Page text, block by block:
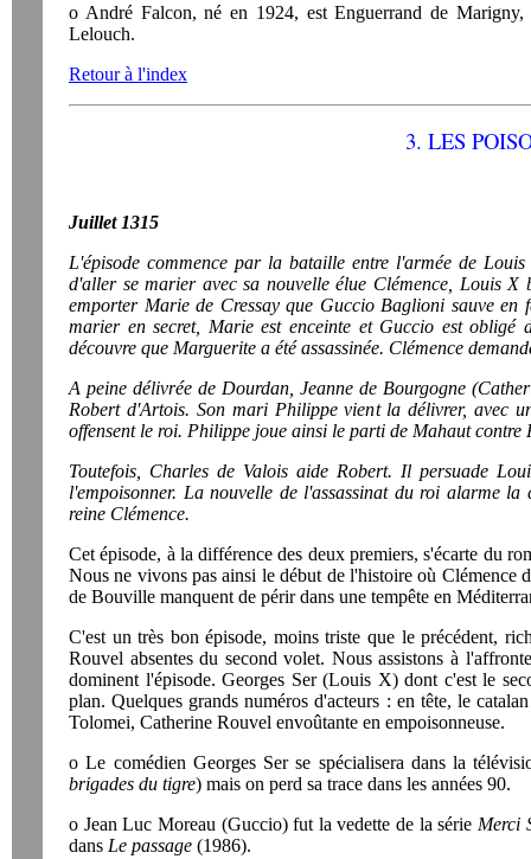
o André Falcon, né en 1924, est Enguerrand de
Lelouch.
Retour à l'index
3. LES
Juillet 1315
L'épisode commence par la bataille entre l'armée de
d'aller se marier avec sa nouvelle élue Clémence, Louis
emporter Marie de Cressay que Guccio Baglioni sauve en
marier en secret, Marie est enceinte et Guccio est obligé
découvre que Marguerite a été assassinée. Clémence
A peine délivrée de Dourdan, Jeanne de Bourgogne
Robert d'Artois. Son mari Philippe vient la délivrer, avec
offensent le roi. Philippe joue ainsi le parti de Mahaut contre
Toutefois, Charles de Valois aide Robert. Il persuade
l'empoisonner. La nouvelle de l'assassinat du roi alarme
reine Clémence.
Cet épisode, à la différence des deux premiers, s'écarte du
Nous ne vivons pas ainsi le début de l'histoire où
de Bouville manquent de périr dans une tempête en
C'est un très bon épisode, moins triste que le précédent,
Rouvel absentes du second volet. Nous assistons à
dominent l'épisode. Georges Ser (Louis X) dont c'est le
plan. Quelques grands numéros d'acteurs : en tête, le
Tolomei, Catherine Rouvel envoûtante en empoisonneuse.
o Le comédien Georges Ser se spécialisera dans la
brigades du tigre) mais on perd sa trace dans les années 90.
o Jean Luc Moreau (Guccio) fut la vedette de la série Merci
dans Le passage (1986).